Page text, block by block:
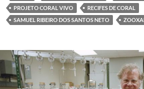
PROJETO CORAL VIVO
RECIFES DE CORAL
SAMUEL RIBEIRO DOS SANTOS NETO